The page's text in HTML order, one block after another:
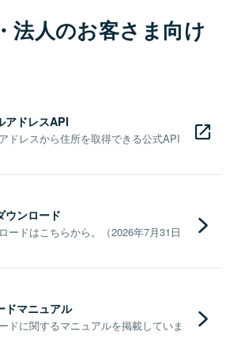
法人のお客さま向け
アドレスAPI
ドレスから住所を取得できる公式API
ウンロード
ードはこちらから。（2026年7月31日
ドマニュアル
ドに関するマニュアルを掲載していま